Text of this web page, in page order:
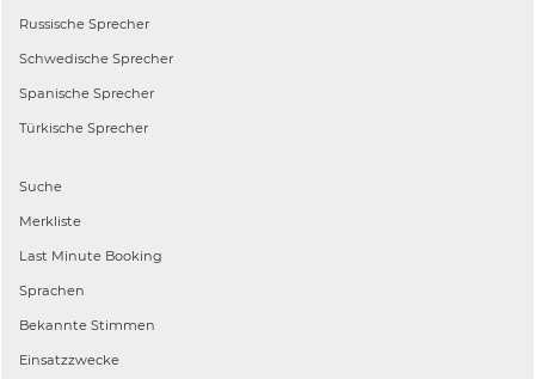
Russische Sprecher
Schwedische Sprecher
Spanische Sprecher
Türkische Sprecher
Suche
Merkliste
Last Minute Booking
Sprachen
Bekannte Stimmen
Einsatzzwecke